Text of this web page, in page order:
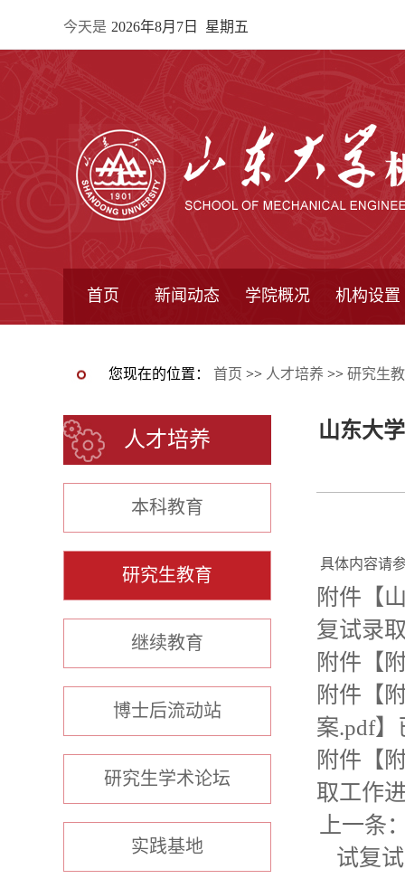
今天是 2026年8月7日 星期五
首页 新闻动态 学院概况 机构设置
您现在的位置： 首页 >> 人才培养 >> 研究生
人才培养
本科教育
研究生教育
继续教育
博士后流动站
研究生学术论坛
实践基地
山东大
具体内容请
附件【
复试录
附件【
附件【
案.pdf】
附件【
取工作
上一条
试复